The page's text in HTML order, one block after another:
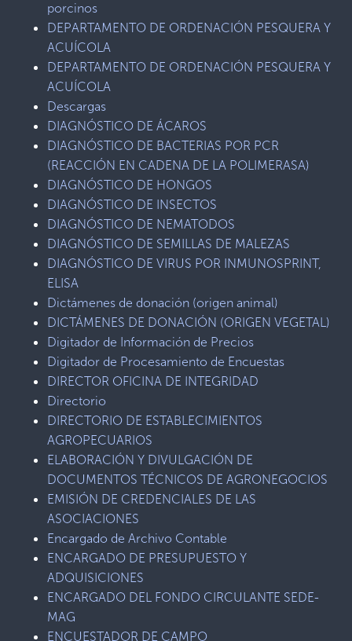
porcinos
DEPARTAMENTO DE ORDENACIÓN PESQUERA Y
ACUÍCOLA
DEPARTAMENTO DE ORDENACIÓN PESQUERA Y
ACUÍCOLA
Descargas
DIAGNÓSTICO DE ÁCAROS
DIAGNÓSTICO DE BACTERIAS POR PCR
(REACCIÓN EN CADENA DE LA POLIMERASA)
DIAGNÓSTICO DE HONGOS
DIAGNÓSTICO DE INSECTOS
DIAGNÓSTICO DE NEMATODOS
DIAGNÓSTICO DE SEMILLAS DE MALEZAS
DIAGNÓSTICO DE VIRUS POR INMUNOSPRINT,
ELISA
Dictámenes de donación (origen animal)
DICTÁMENES DE DONACIÓN (ORIGEN VEGETAL)
Digitador de Información de Precios
Digitador de Procesamiento de Encuestas
DIRECTOR OFICINA DE INTEGRIDAD
Directorio
DIRECTORIO DE ESTABLECIMIENTOS
AGROPECUARIOS
ELABORACIÓN Y DIVULGACIÓN DE
DOCUMENTOS TÉCNICOS DE AGRONEGOCIOS
EMISIÓN DE CREDENCIALES DE LAS
ASOCIACIONES
Encargado de Archivo Contable
ENCARGADO DE PRESUPUESTO Y
ADQUISICIONES
ENCARGADO DEL FONDO CIRCULANTE SEDE-
MAG
ENCUESTADOR DE CAMPO